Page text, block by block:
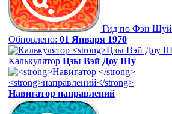
Гид по Фэн Шуй
Обновлено: 01 Января 1970
Калькулятор Цзы Вэй Доу Шу
Навигатор направлений